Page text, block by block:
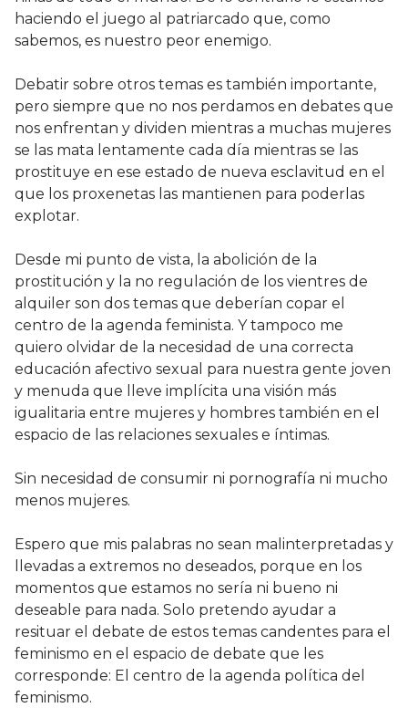
haciendo el juego al patriarcado que, como
sabemos, es nuestro peor enemigo.
Debatir sobre otros temas es también importante,
pero siempre que no nos perdamos en debates que
nos enfrentan y dividen mientras a muchas mujeres
se las mata lentamente cada día mientras se las
prostituye en ese estado de nueva esclavitud en el
que los proxenetas las mantienen para poderlas
explotar.
Desde mi punto de vista, la abolición de la
prostitución y la no regulación de los vientres de
alquiler son dos temas que deberían copar el
centro de la agenda feminista. Y tampoco me
quiero olvidar de la necesidad de una correcta
educación afectivo sexual para nuestra gente joven
y menuda que lleve implícita una visión más
igualitaria entre mujeres y hombres también en el
espacio de las relaciones sexuales e íntimas.
Sin necesidad de consumir ni pornografía ni mucho
menos mujeres.
Espero que mis palabras no sean malinterpretadas y
llevadas a extremos no deseados, porque en los
momentos que estamos no sería ni bueno ni
deseable para nada. Solo pretendo ayudar a
resituar el debate de estos temas candentes para el
feminismo en el espacio de debate que les
corresponde: El centro de la agenda política del
feminismo.